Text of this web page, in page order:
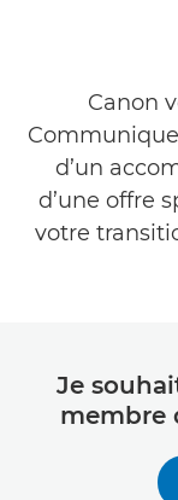
Canon
d’un
d’une offre
votre
Je
membre